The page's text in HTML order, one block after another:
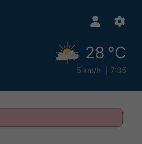
28 °C
5 km/h 7:35